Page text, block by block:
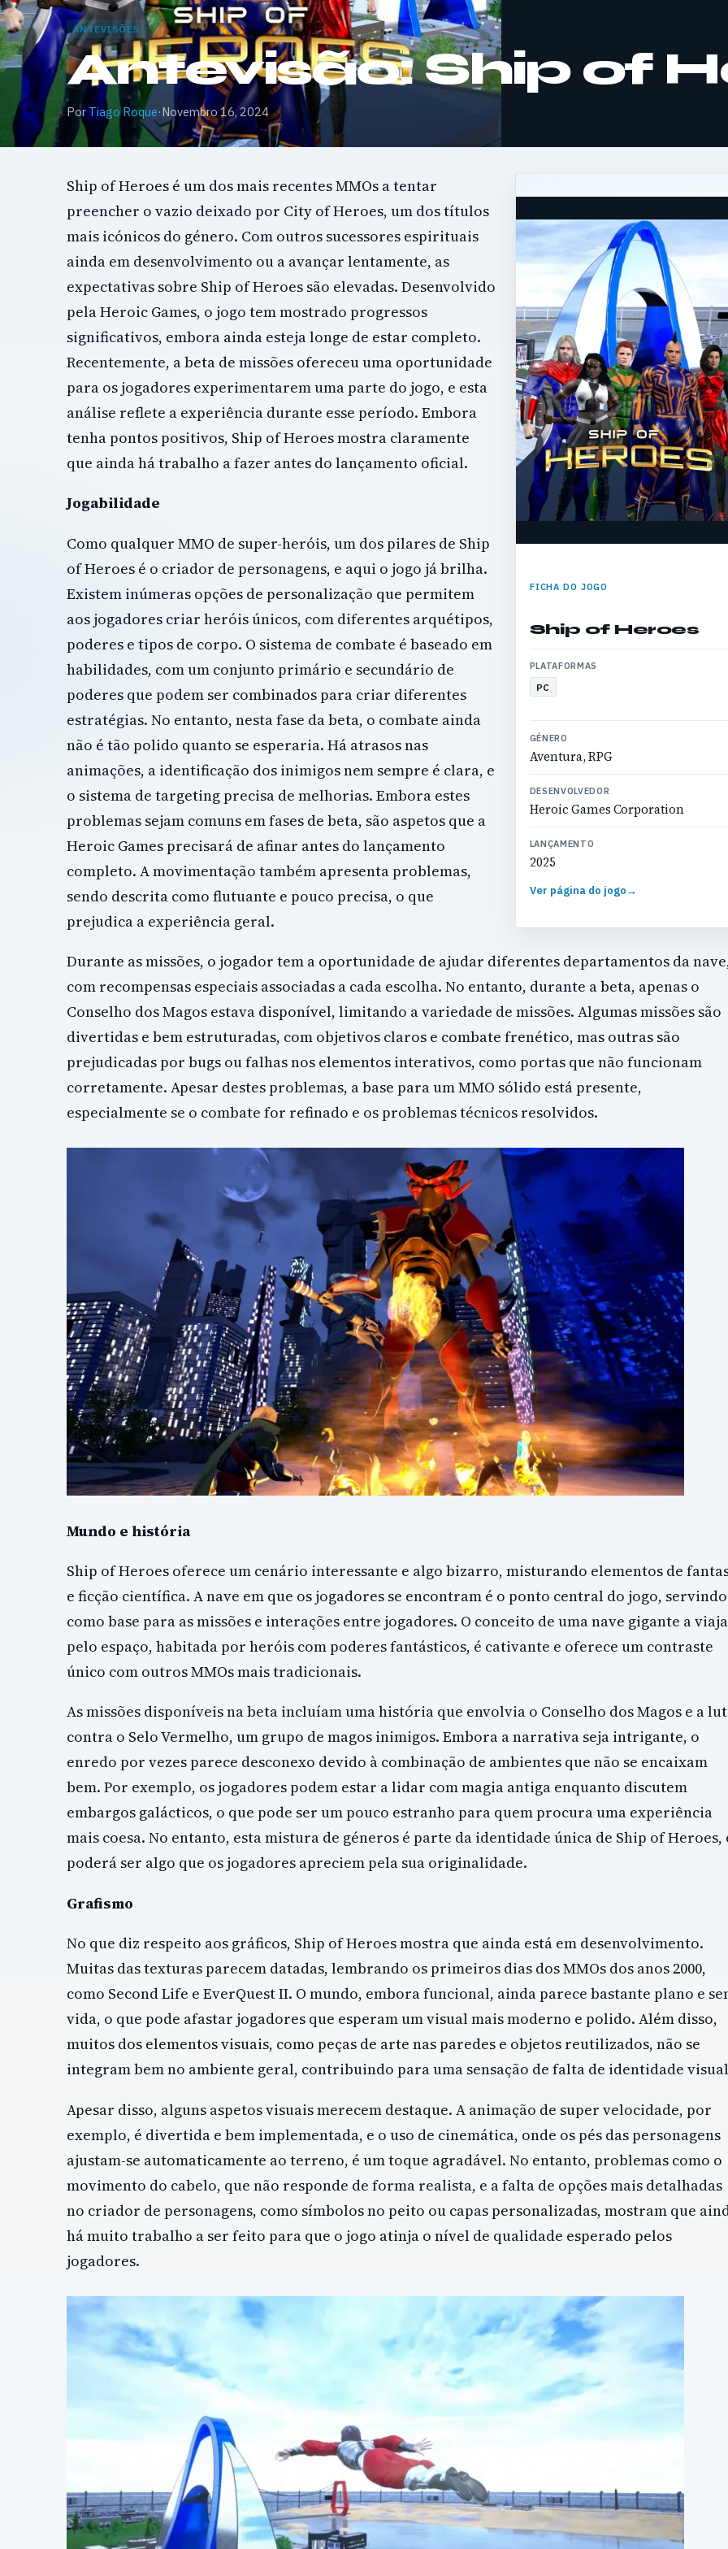
ANTEVISÕES
Antevisão: Ship of
PorTiago Roque·Novembro 16, 2024
FICHA DO JOGO
Ship of Heroes
PLATAFORMAS
PC
GÉNERO
Aventura, RPG
DESENVOLVEDOR
Heroic Games Corporation
LANÇAMENTO
2025
Ver página do jogo→
Ship of Heroes é um dos mais recentes MMOs a tentar
preencher o vazio deixado por City of Heroes, um dos títulos
mais icónicos do género. Com outros sucessores espirituais
ainda em desenvolvimento ou a avançar lentamente, as
expectativas sobre Ship of Heroes são elevadas. Desenvolvido
pela Heroic Games, o jogo tem mostrado progressos
significativos, embora ainda esteja longe de estar completo.
Recentemente, a beta de missões ofereceu uma oportunidade
para os jogadores experimentarem uma parte do jogo, e esta
análise reflete a experiência durante esse período. Embora
tenha pontos positivos, Ship of Heroes mostra claramente
que ainda há trabalho a fazer antes do lançamento oficial.
Jogabilidade
Como qualquer MMO de super-heróis, um dos pilares de Ship
of Heroes é o criador de personagens, e aqui o jogo já brilha.
Existem inúmeras opções de personalização que permitem
aos jogadores criar heróis únicos, com diferentes arquétipos,
poderes e tipos de corpo. O sistema de combate é baseado em
habilidades, com um conjunto primário e secundário de
poderes que podem ser combinados para criar diferentes
estratégias. No entanto, nesta fase da beta, o combate ainda
não é tão polido quanto se esperaria. Há atrasos nas
animações, a identificação dos inimigos nem sempre é clara, e
o sistema de targeting precisa de melhorias. Embora estes
problemas sejam comuns em fases de beta, são aspetos que a
Heroic Games precisará de afinar antes do lançamento
completo. A movimentação também apresenta problemas,
sendo descrita como flutuante e pouco precisa, o que
prejudica a experiência geral.
Durante as missões, o jogador tem a oportunidade de ajudar diferentes departamentos da
com recompensas especiais associadas a cada escolha. No entanto, durante a beta, apenas o
Conselho dos Magos estava disponível, limitando a variedade de missões. Algumas missões são
divertidas e bem estruturadas, com objetivos claros e combate frenético, mas outras são
prejudicadas por bugs ou falhas nos elementos interativos, como portas que não funcionam
corretamente. Apesar destes problemas, a base para um MMO sólido está presente,
especialmente se o combate for refinado e os problemas técnicos resolvidos.
Mundo e história
Ship of Heroes oferece um cenário interessante e algo bizarro, misturando elementos de
e ficção científica. A nave em que os jogadores se encontram é o ponto central do jogo, servindo
como base para as missões e interações entre jogadores. O conceito de uma nave gigante a
pelo espaço, habitada por heróis com poderes fantásticos, é cativante e oferece um contraste
único com outros MMOs mais tradicionais.
As missões disponíveis na beta incluíam uma história que envolvia o Conselho dos Magos e a
contra o Selo Vermelho, um grupo de magos inimigos. Embora a narrativa seja intrigante, o
enredo por vezes parece desconexo devido à combinação de ambientes que não se encaixam
bem. Por exemplo, os jogadores podem estar a lidar com magia antiga enquanto discutem
embargos galácticos, o que pode ser um pouco estranho para quem procura uma experiência
mais coesa. No entanto, esta mistura de géneros é parte da identidade única de Ship of Heroes,
poderá ser algo que os jogadores apreciem pela sua originalidade.
Grafismo
No que diz respeito aos gráficos, Ship of Heroes mostra que ainda está em desenvolvimento.
Muitas das texturas parecem datadas, lembrando os primeiros dias dos MMOs dos anos 2000,
como Second Life e EverQuest II. O mundo, embora funcional, ainda parece bastante plano e
vida, o que pode afastar jogadores que esperam um visual mais moderno e polido. Além disso,
muitos dos elementos visuais, como peças de arte nas paredes e objetos reutilizados, não se
integram bem no ambiente geral, contribuindo para uma sensação de falta de identidade
Apesar disso, alguns aspetos visuais merecem destaque. A animação de super velocidade, por
exemplo, é divertida e bem implementada, e o uso de cinemática, onde os pés das personagens
ajustam-se automaticamente ao terreno, é um toque agradável. No entanto, problemas como o
movimento do cabelo, que não responde de forma realista, e a falta de opções mais detalhadas
no criador de personagens, como símbolos no peito ou capas personalizadas, mostram que
há muito trabalho a ser feito para que o jogo atinja o nível de qualidade esperado pelos
jogadores.